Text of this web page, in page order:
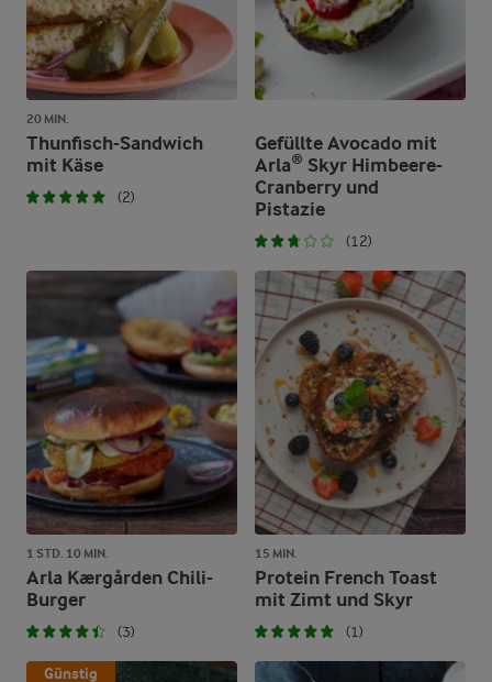
20 MIN.
Thunfisch-Sandwich
mit Käse
(2)
Gefüllte Avocado mit
Arla® Skyr Himbeere-
Cranberry und
Pistazie
(12)
1 STD. 10 MIN.
Arla Kærgården Chili-
Burger
(3)
15 MIN.
Protein French Toast
mit Zimt und Skyr
(1)
Günstig